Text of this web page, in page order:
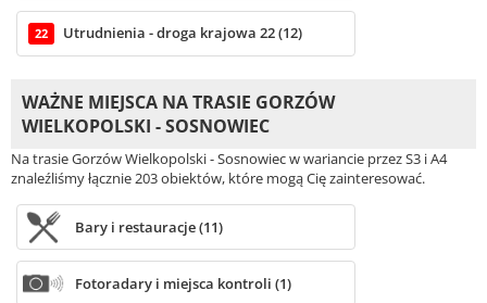
22 Utrudnienia - droga krajowa 22 (12)
WAŻNE MIEJSCA NA TRASIE GORZÓW
WIELKOPOLSKI - SOSNOWIEC
Na trasie Gorzów Wielkopolski - Sosnowiec w wariancie przez S3 i A4
znaleźliśmy łącznie 203 obiektów, które mogą Cię zainteresować.
Bary i restauracje (11)
Fotoradary i miejsca kontroli (1)